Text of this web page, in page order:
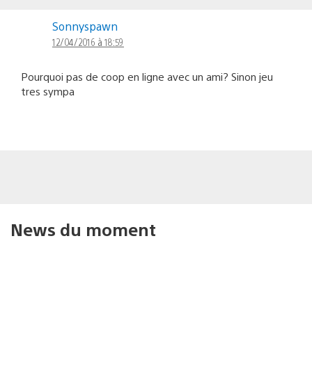
Sonnyspawn
12/04/2016 à 18:59
Pourquoi pas de coop en ligne avec un ami? Sinon jeu
tres sympa
News du moment